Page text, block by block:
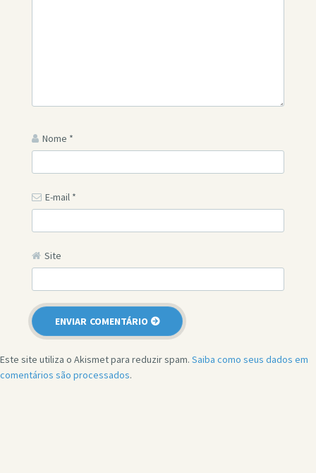
Nome *
E-mail *
Site
Este site utiliza o Akismet para reduzir spam. Saiba como seus dados em
comentários são processados.